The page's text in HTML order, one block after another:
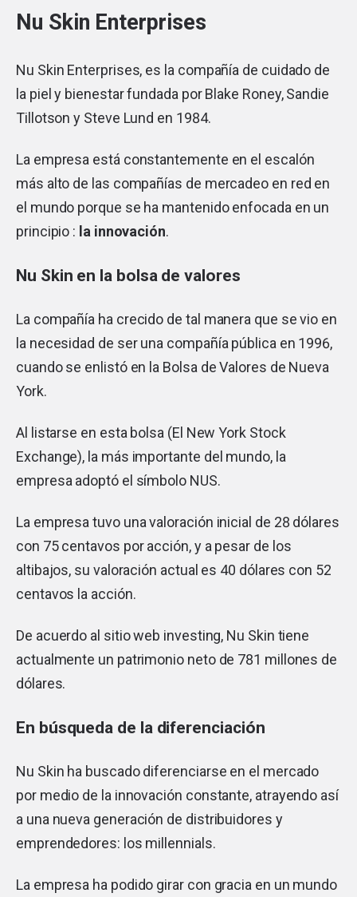
Nu Skin Enterprises
Nu Skin Enterprises, es la compañía de cuidado de
la piel y bienestar fundada por Blake Roney, Sandie
Tillotson y Steve Lund en 1984.
La empresa está constantemente en el escalón
más alto de las compañías de mercadeo en red en
el mundo porque se ha mantenido enfocada en un
principio : la innovación.
Nu Skin en la bolsa de valores
La compañía ha crecido de tal manera que se vio en
la necesidad de ser una compañía pública en 1996,
cuando se enlistó en la Bolsa de Valores de Nueva
York.
Al listarse en esta bolsa (El New York Stock
Exchange), la más importante del mundo, la
empresa adoptó el símbolo NUS.
La empresa tuvo una valoración inicial de 28 dólares
con 75 centavos por acción, y a pesar de los
altibajos, su valoración actual es 40 dólares con 52
centavos la acción.
De acuerdo al sitio web investing, Nu Skin tiene
actualmente un patrimonio neto de 781 millones de
dólares.
En búsqueda de la diferenciación
Nu Skin ha buscado diferenciarse en el mercado
por medio de la innovación constante, atrayendo así
a una nueva generación de distribuidores y
emprendedores: los millennials.
La empresa ha podido girar con gracia en un mundo